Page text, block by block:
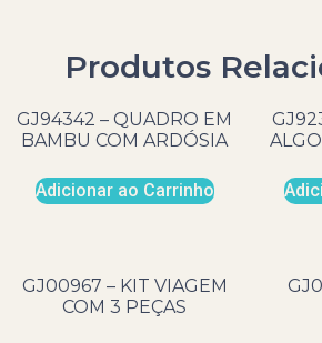
Produtos
GJ94342 – QUADRO EM
BAMBU COM ARDÓSIA
Adicionar ao Carrinho
GJ00967 – KIT VIAGEM
COM 3 PEÇAS